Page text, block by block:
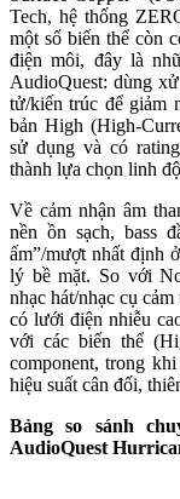
Tech, hệ thống
một số biến thể còn
điện môi, đây là
AudioQuest: dùng
tử/kiến trúc để giảm
bản High (High-
sử dụng và có
thành lựa chọn linh
Về cảm nhận âm
nền ồn sạch, bass
ấm”/mượt nhất định
lý bề mặt. So với
nhạc hát/nhạc cụ
có lưới điện nhiễu
với các biến thể
component, trong
hiệu suất cân đối,
Bảng so sánh
AudioQuest